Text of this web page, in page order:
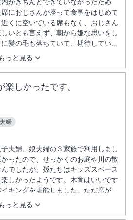
もっと見る
がきちんとできていなかったため
におじさんが座って食事をはじめて
くに空いている席もなく、おじさん
いとも言えず、朝から嫌な思いをし
髪の毛も落ちていて、期待していた
しかったです。
婦
もっと見る
夫婦、娘夫婦の３家族で利用しまし
ったので、せっかくのお庭や川の散
でしたが、孫たちはキッズスペース
しかったようです。木育はいいです
キングを堪能しました。ただ席がか
、料理を見に行くのが大変で少し残
あったら夕食バイキングをもっとゆ